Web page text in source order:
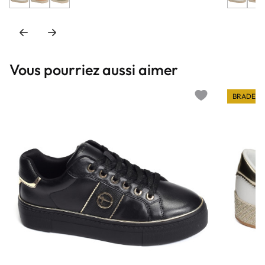
Vous pourriez aussi aimer